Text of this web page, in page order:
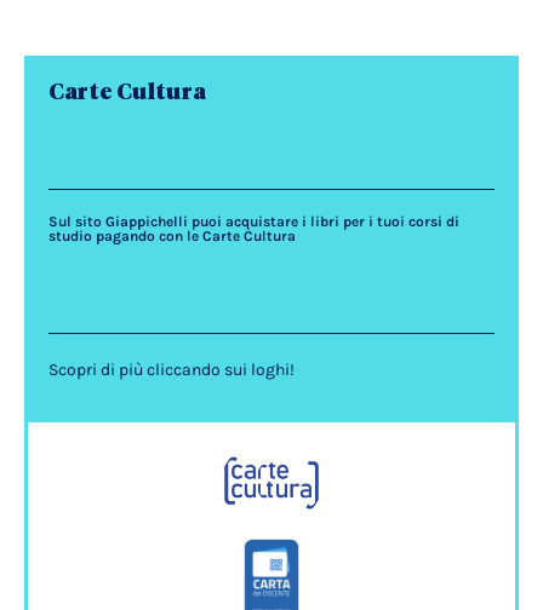
Carte Cultura
Sul sito Giappichelli puoi acquistare i libri per i tuoi corsi di
studio pagando con le Carte Cultura
Scopri di più cliccando sui loghi!